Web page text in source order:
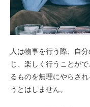
人は物事を行う際、自
じ、楽しく行うことが
るものを無理にやらさ
うとはしません。